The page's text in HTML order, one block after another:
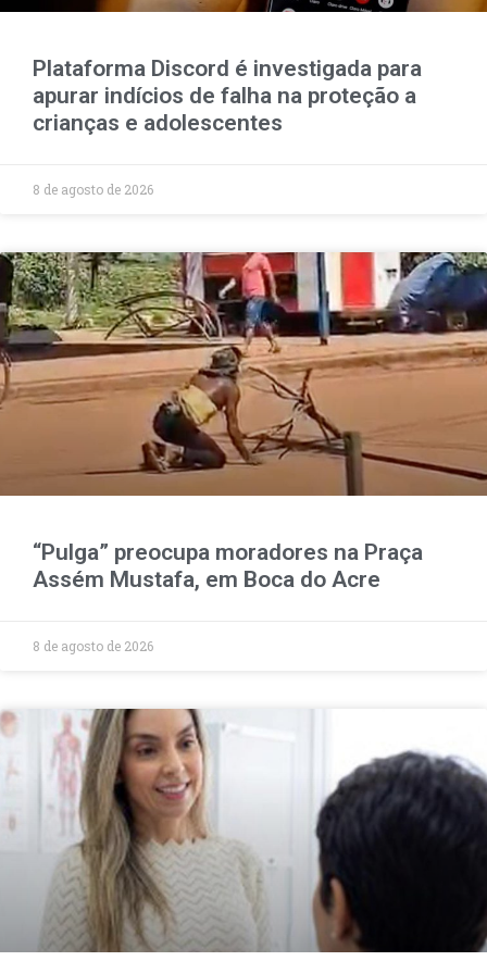
Plataforma Discord é investigada para
apurar indícios de falha na proteção a
crianças e adolescentes
8 de agosto de 2026
“Pulga” preocupa moradores na Praça
Assém Mustafa, em Boca do Acre
8 de agosto de 2026